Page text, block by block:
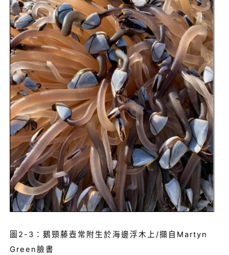
圖2-3：鵝頸藤壺常附生於海邊浮木上/擷自Martyn
Green臉書